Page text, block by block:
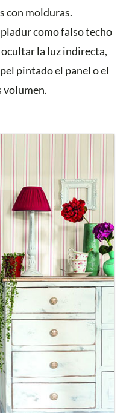
con molduras.
como falso techo
la luz indirecta,
pintado el panel o el
volumen.